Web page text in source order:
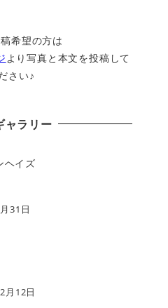
希望の方は
より写真と本文を投稿して
さい♪
ャラリー
ヘイズ
31日
月12日